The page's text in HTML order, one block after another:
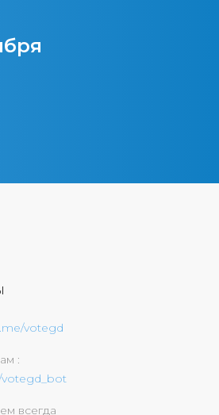
votegd
всегда